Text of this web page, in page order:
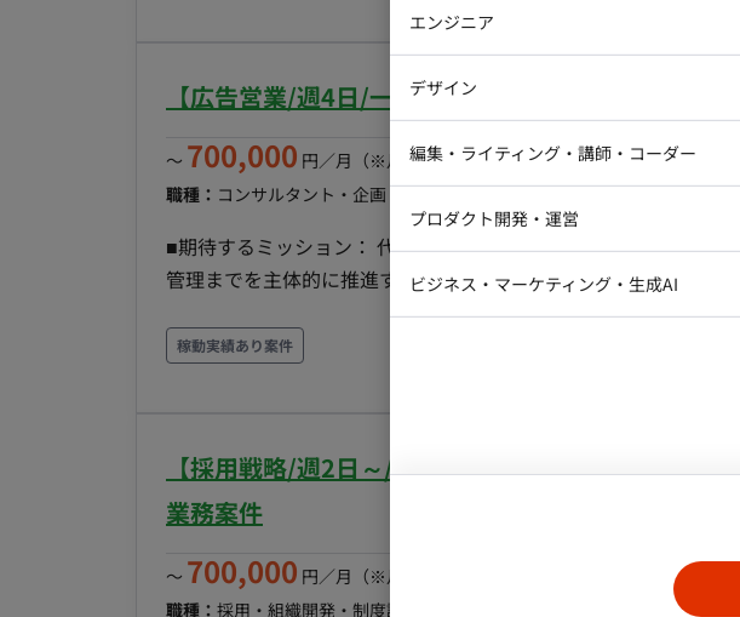
な機能制限を提案、関係者との合意形成を主導。 - ステークホル
アナリティクスを担当するチームと連携し、ビジネス観点から仮
スケースを創出する。
【広告営業/週4日/一部リモート】自社メディアの広
〜 700,000 円／月 （※月160時間稼働の場合・税別）
職種： コンサルタント・企画・セールススキル：その他エリア：五反田駅
■期待するミッション： 代理店および直接クライアントへの広告
管理までを主体的に推進すること。 ■業務内容・担当工程： ・広告提案資料の作成およびプレゼン
テーション ・代理店や直接クライアントへの定期訪問による新
のヒアリングに基づくカスタマイズ提案 ・契約締結から請求管理
稼動実績あり案件
【採用戦略/週2日～/フルリモート】ハイスキル採
業務案件
〜 700,000 円／月 （※月160時間稼働の場合・税別）
職種： 採用・組織開発・制度設計 赤坂/溜池山王駅
エンジニア
インフラエンジニア
テストエンジニア・テクニカルサポ
デザイン
Webデザイナー・UI/UXデザイナー
ラストレーター
編集・ライティング・講師・コーダー
プロダクト開発・運営
クトマネージャー
ビジネス・マーケティング・生成AI